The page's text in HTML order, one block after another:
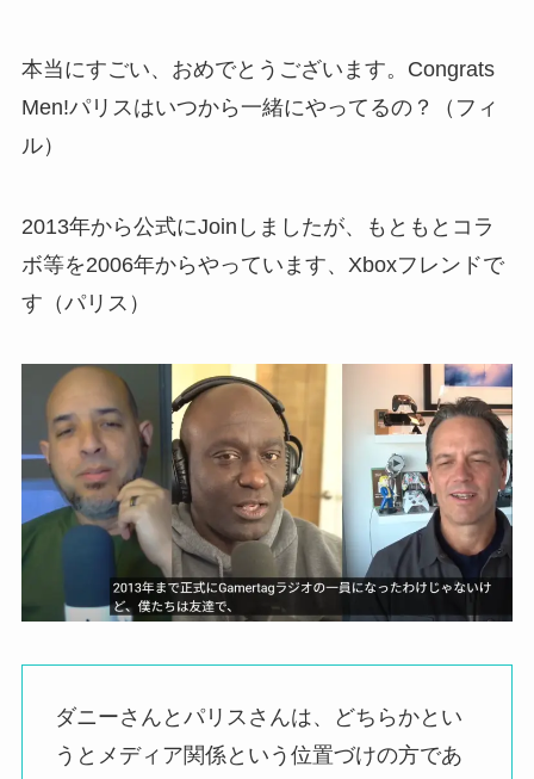
本当にすごい、おめでとうございます。Congrats
Men!パリスはいつから一緒にやってるの？（フィ
ル）
2013年から公式にJoinしましたが、もともとコラ
ボ等を2006年からやっています、Xboxフレンドで
す（パリス）
ダニーさんとパリスさんは、どちらかとい
うとメディア関係という位置づけの方であ